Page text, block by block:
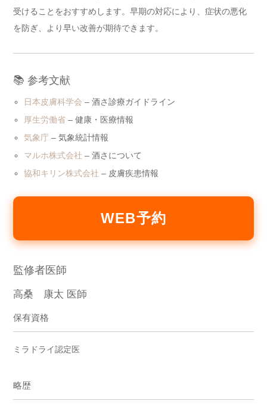
受けることをおすすめします。早期の対応により、症状の悪化
を防ぎ、より早い改善が期待できます。
📚 参考文献
日本皮膚科学会 – 酒さ診療ガイドライン
厚生労働省 – 健康・医療情報
気象庁 – 気象統計情報
マルホ株式会社 – 酒さについて
協和キリン株式会社 – 皮膚疾患情報
WEB予約
監修者医師
高桑 康太 医師
保有資格
ミラドライ認定医
略歴